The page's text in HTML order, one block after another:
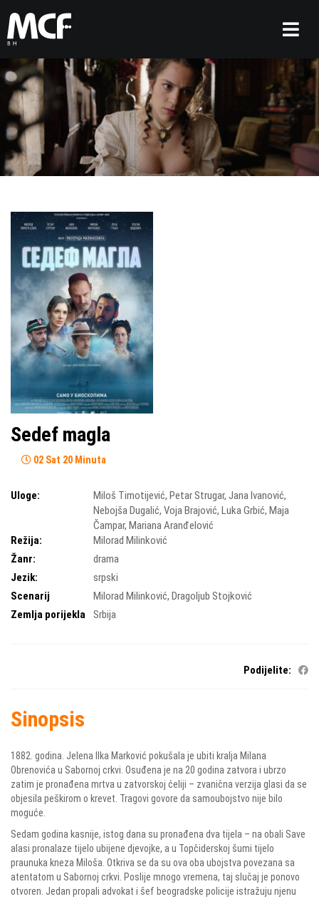
Sedef magla
02 Sat 20 Minuta
Uloge: Miloš Timotijević,Petar Strugar,Jana Ivanović,
Nebojša Dugalić,Voja Brajović,Luka Grbić,Maja
Čampar,Mariana Aranđelović
Režija:
Milorad Milinković
Žanr:
drama
Jezik:
srpski
Scenarij
Milorad Milinković,Dragoljub Stojković
Zemlja porijekla
Srbija
Podijelite:
Sinopsis
1882. godina. Jelena Ilka Marković pokušala je ubiti kralja Milana
Obrenovića u Sabornoj crkvi. Osuđena je na 20 godina zatvora i ubrzo
zatim je pronađena mrtva u zatvorskoj ćeliji – zvanična verzija glasi da se
objesila peškirom o krevet. Tragovi govore da samoubojstvo nije bilo
moguće.
Sedam godina kasnije, istog dana su pronađena dva tijela – na obali Save
alasi pronalaze tijelo ubijene djevojke, a u Topčiderskoj šumi tijelo
praunuka kneza Miloša. Otkriva se da su ova oba ubojstva povezana sa
atentatom u Sabornoj crkvi. Poslije mnogo vremena, taj slučaj je ponovo
otvoren. Jedan propali advokat i šef beogradske policije istražuju njenu